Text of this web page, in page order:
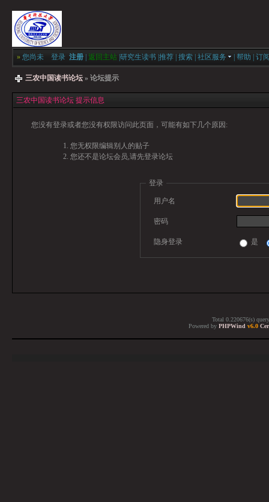
» 您尚未 登录 注册 返回主站 研究生读书 推荐 搜索 社区服务 帮助 订
三农中国读书论坛 » 论坛提示
三农中国读书论坛 提示信息
您没有登录或者您没有权限访问此页面，可能有如下几个原因:
您无权限编辑别人的贴子
您还不是论坛会员,请先登录论坛
登录
用户名
密码
隐身登录 是
Total 0.220676(s)
Powered by PHPWind v6.0